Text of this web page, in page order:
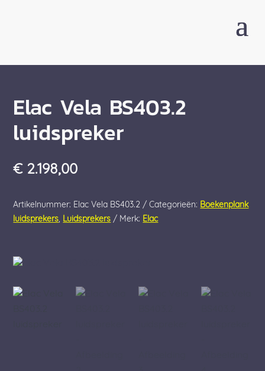
Elac Vela BS403.2
luidspreker
€2.198,00
Artikelnummer: Elac Vela BS403.2 Categorieën: Boekenplank
luidsprekers, Luidsprekers Merk: Elac